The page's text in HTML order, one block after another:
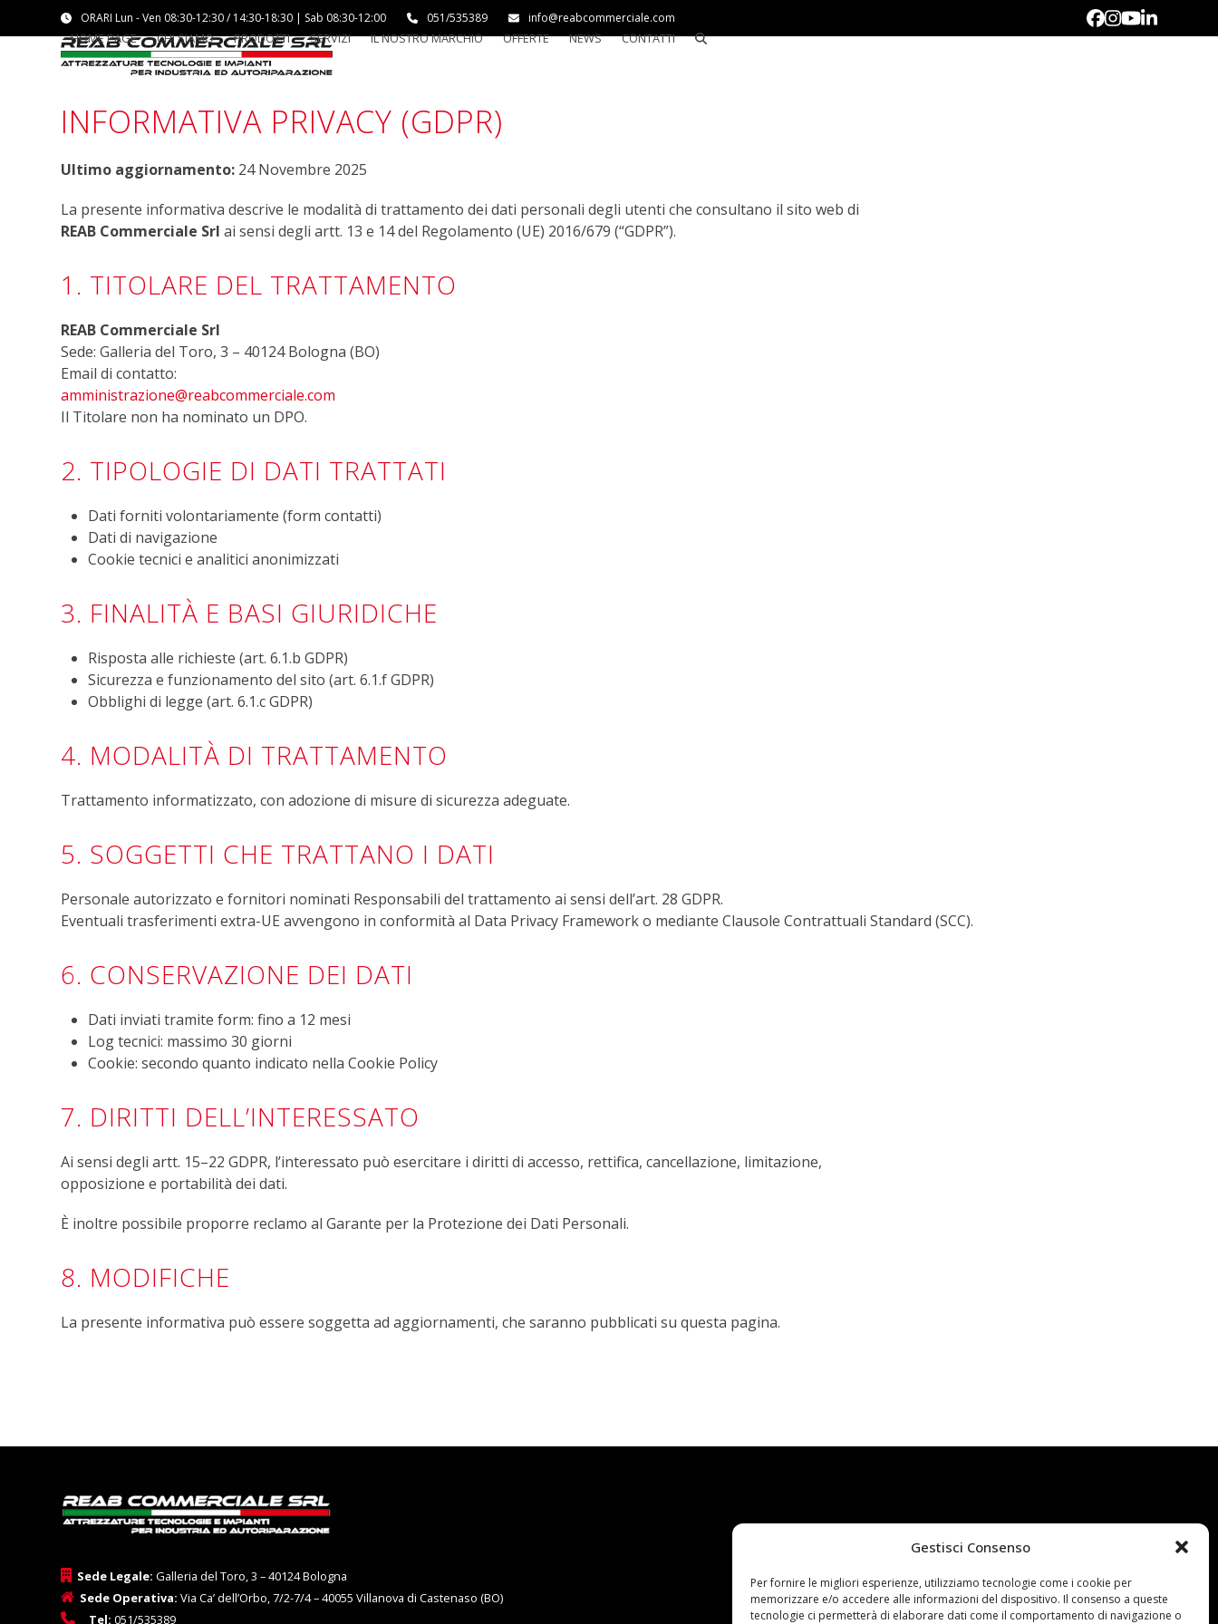
Gestisci Consenso
Per fornire le migliori esperienze, utilizziamo tecnologie come i cookie per
memorizzare e/o accedere alle informazioni del dispositivo. Il consenso a queste
tecnologie ci permetterà di elaborare dati come il comportamento di navigazione o
to
ORARI Lun - Ven 08:30-12:30 / 14:30-18:30 | Sab 08:30-12:00 051/535389 info@reabcommerciale.com Facebook
Instagram
YouTube
HOME PAGE CHI SIAMO PRODOTTI SERVIZI IL NOSTRO MARCHIO OFFERTE NEWS CONTATTI
INFORMATIVA PRIVACY (GDPR)
Ultimo aggiornamento: 24 Novembre 2025
La presente informativa descrive le modalità di trattamento dei dati personali degli utenti che consultano il sito web di
REAB Commerciale Srl ai sensi degli artt. 13 e 14 del Regolamento (UE) 2016/679 (“GDPR”).
1. TITOLARE DEL TRATTAMENTO
REAB Commerciale Srl
Sede: Galleria del Toro, 3 – 40124 Bologna (BO)
Email di contatto:
amministrazione@reabcommerciale.com
Il Titolare non ha nominato un DPO.
2. TIPOLOGIE DI DATI TRATTATI
Dati forniti volontariamente (form contatti)
Dati di navigazione
Cookie tecnici e analitici anonimizzati
3. FINALITÀ E BASI GIURIDICHE
Risposta alle richieste (art. 6.1.b GDPR)
Sicurezza e funzionamento del sito (art. 6.1.f GDPR)
Obblighi di legge (art. 6.1.c GDPR)
4. MODALITÀ DI TRATTAMENTO
Trattamento informatizzato, con adozione di misure di sicurezza adeguate.
5. SOGGETTI CHE TRATTANO I DATI
Personale autorizzato e fornitori nominati Responsabili del trattamento ai sensi dell’art. 28 GDPR.
Eventuali trasferimenti extra-UE avvengono in conformità al Data Privacy Framework o mediante Clausole Contrattuali Standard (SCC).
6. CONSERVAZIONE DEI DATI
Dati inviati tramite form: fino a 12 mesi
Log tecnici: massimo 30 giorni
Cookie: secondo quanto indicato nella Cookie Policy
7. DIRITTI DELL’INTERESSATO
Ai sensi degli artt. 15–22 GDPR, l’interessato può esercitare i diritti di accesso, rettifica, cancellazione, limitazione,
opposizione e portabilità dei dati.
È inoltre possibile proporre reclamo al Garante per la Protezione dei Dati Personali.
8. MODIFICHE
La presente informativa può essere soggetta ad aggiornamenti, che saranno pubblicati su questa pagina.
Sede Legale: Galleria del Toro, 3 – 40124 Bologna
Sede Operativa: Via Ca’ dell’Orbo, 7/2-7/4 – 40055 Villanova di Castenaso (BO)
Tel: 051/535389